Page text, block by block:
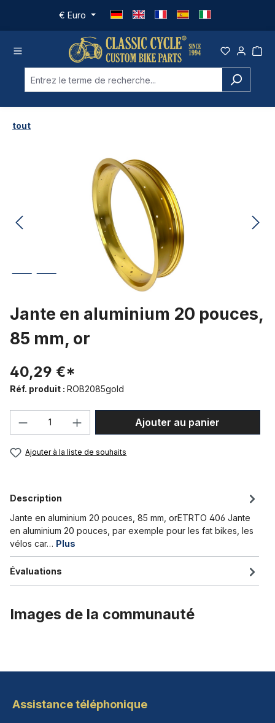
Passer au contenu principal
€ Euro
tout
Ignorer la galerie d'images
Jante en aluminium 20 pouces,
85 mm, or
40,29 €*
Réf. produit : ROB2085gold
Quantité de produit : Entrez la
Ajouter au panier
Ajouter à la liste de souhaits
Description
Jante en aluminium 20 pouces, 85 mm, orETRTO 406 Jante
en aluminium 20 pouces, par exemple pour les fat bikes, les
vélos car… Plus
Évaluations
Images de la communauté
Assistance téléphonique